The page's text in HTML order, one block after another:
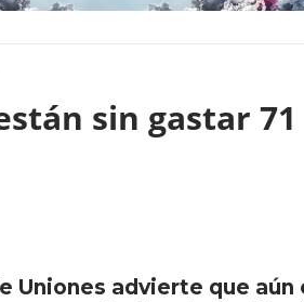
sin gastar
Uniones advierte que